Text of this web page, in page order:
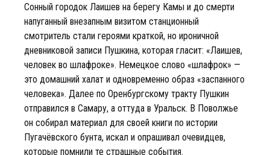
Сонный городок Лаишев на берегу Камы и до смерти
напуганный внезапным визитом станционный
смотритель стали героями краткой, но ироничной
дневниковой записи Пушкина, которая гласит: «Лаишев,
человек во шлафроке». Немецкое слово «шлафрок» —
это домашний халат и одновременно образ «заспанного
человека». Далее по Оренбургскому тракту Пушкин
отправился в Самару, а оттуда в Уральск. В Поволжье
он собирал материал для своей книги по истории
Пугачёвского бунта, искал и опрашивал очевидцев,
которые помнили те страшные события.